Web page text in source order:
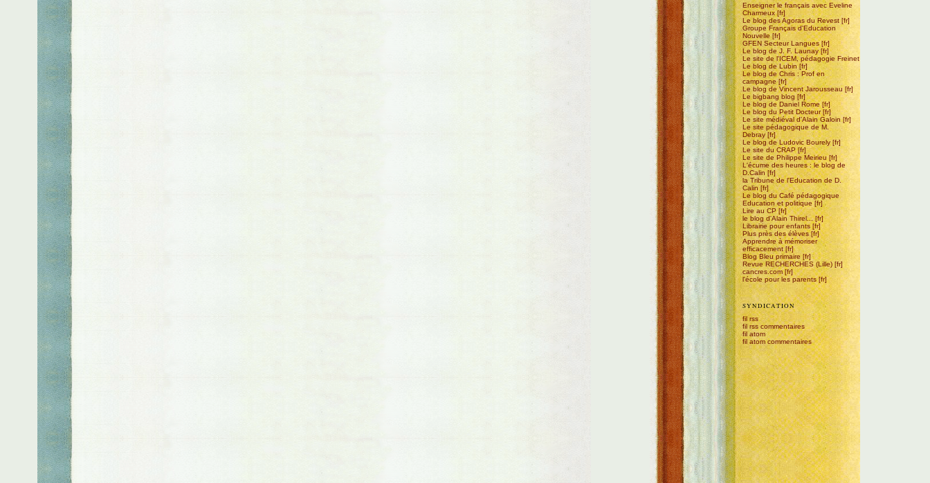
Enseigner le français avec Eveline
Charmeux
Le blog des Agoras du Revest
Groupe Français d'Education
Nouvelle
GFEN Secteur Langues
Le blog de J. F. Launay
Le site de l'ICEM, pédagogie Freinet
Le blog de Lubin
Le blog de Chris : Prof en
campagne
Le blog de Vincent Jarousseau
Le bigbang blog
Le blog de Daniel Rome
Le blog du Petit Docteur
Le site médiéval d'Alain Galoin
Le site pédagogique de M.
Debray
Le blog de Ludovic Bourely
Le site du CRAP
Le site de Philippe Meirieu
L'écume des heures : le blog de
D.Calin
la Tribune de l'Education de D.
Calin
Le blog du Café pédagogique
Education et politique
Lire au CP
le blog d'Alain Thirel...
Librairie pour enfants
Plus près des élèves
Apprendre à mémoriser
efficacement
Blog Bleu primaire
Revue RECHERCHES (Lille)
cancres.com
l'école pour les parents
SYNDICATION
fil rss
fil rss commentaires
fil atom
fil atom commentaires